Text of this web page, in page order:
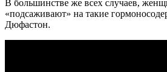
В большинстве же всех случаев,
«подсаживают» на такие
Дюфастон.